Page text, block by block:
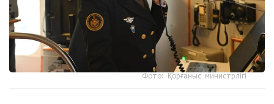
Фото: Қорғаныс министрлігі